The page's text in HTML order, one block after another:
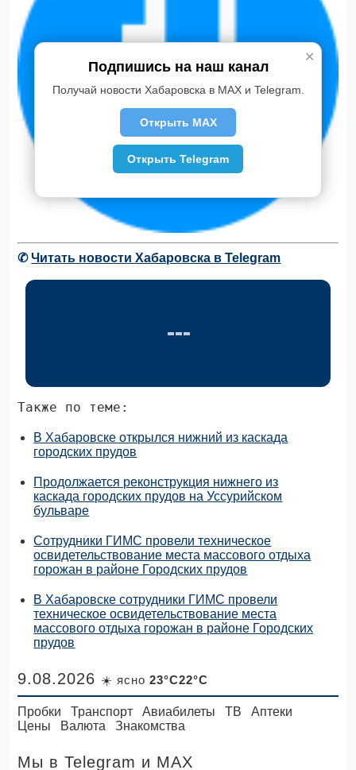
✆Читать новости Хабаровска в Telegram
Также по теме:
В Хабаровске открылся нижний из каскада
городских прудов
Продолжается реконструкция нижнего из
каскада городских прудов на Уссурийском
бульваре
Сотрудники ГИМС провели техническое
освидетельствование места массового отдыха
горожан в районе Городских прудов
В Хабаровске сотрудники ГИМС провели
техническое освидетельствование места
массового отдыха горожан в районе Городских
прудов
✕
Подпишись на наш канал
Получай новости Хабаровска в MAX и Telegram.
Открыть MAX
Открыть Telegram
9.08.2026 ☀️ ясно23°C22°C
Пробки Транспорт Авиабилеты ТВ
Аптеки
Цены
Валюта Знакомства
Мы в Telegram и MAX